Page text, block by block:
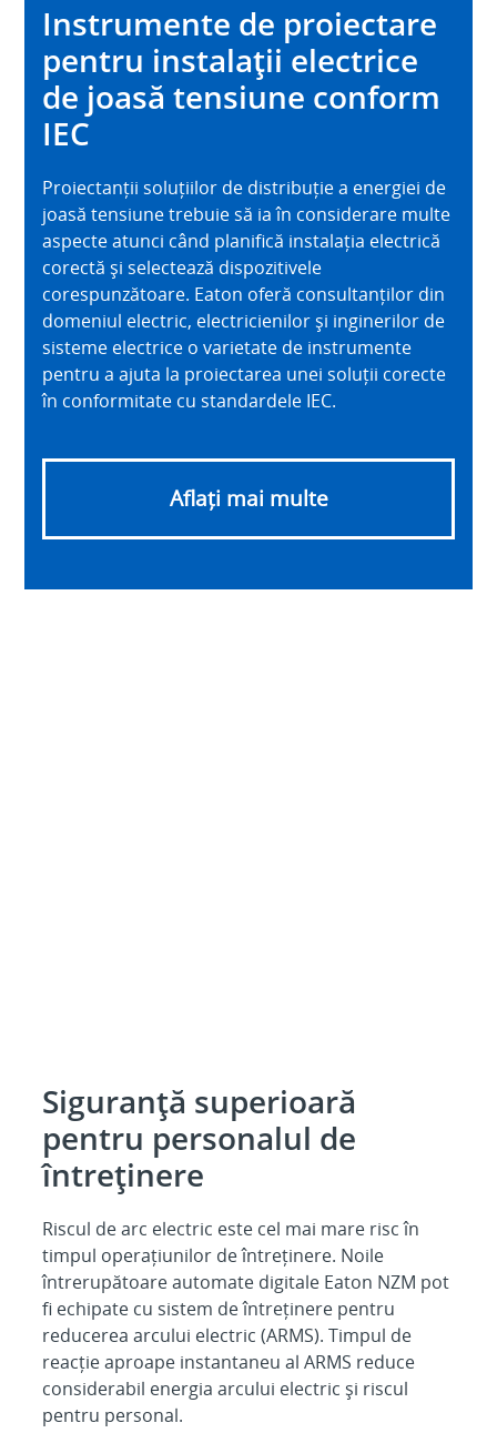
Instrumente de proiectare
pentru instalații electrice
de joasă tensiune conform
IEC
Proiectanții soluțiilor de distribuție a energiei de
joasă tensiune trebuie să ia în considerare multe
aspecte atunci când planifică instalația electrică
corectă și selectează dispozitivele
corespunzătoare. Eaton oferă consultanților din
domeniul electric, electricienilor și inginerilor de
sisteme electrice o varietate de instrumente
pentru a ajuta la proiectarea unei soluții corecte
în conformitate cu standardele IEC.
Aflați mai multe
Siguranță superioară
pentru personalul de
întreținere
Riscul de arc electric este cel mai mare risc în
timpul operațiunilor de întreținere. Noile
întrerupătoare automate digitale Eaton NZM pot
fi echipate cu sistem de întreținere pentru
reducerea arcului electric (ARMS). Timpul de
reacție aproape instantaneu al ARMS reduce
considerabil energia arcului electric și riscul
pentru personal.